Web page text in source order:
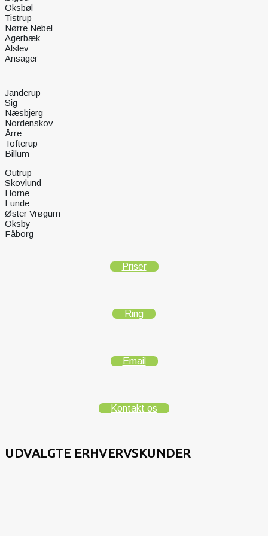
Oksbøl
Tistrup
Nørre Nebel
Agerbæk
Alslev
Ansager
Janderup
Sig
Næsbjerg
Nordenskov
Årre
Tofterup
Billum
Outrup
Skovlund
Horne
Lunde
Øster Vrøgum
Oksby
Fåborg
Priser
Ring
Email
Kontakt os
UDVALGTE ERHVERVSKUNDER